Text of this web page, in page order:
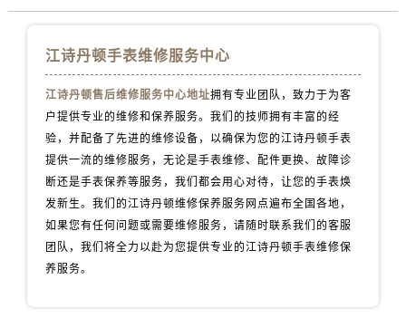
山西省长治市潞州区英雄中路江诗丹顿售后服务中心（需提前预约）
江诗丹顿手表维修服务中心
江诗丹顿售后维修服务中心地址拥有专业团队，致力于为客
户提供专业的维修和保养服务。我们的技师拥有丰富的经
验，并配备了先进的维修设备，以确保为您的江诗丹顿手表
提供一流的维修服务，无论是手表维修、配件更换、故障诊
断还是手表保养等服务，我们都会用心对待，让您的手表焕
发新生。我们的江诗丹顿维修保养服务网点遍布全国各地，
如果您有任何问题或需要维修服务，请随时联系我们的客服
团队，我们将全力以赴为您提供专业的江诗丹顿手表维修保
养服务。